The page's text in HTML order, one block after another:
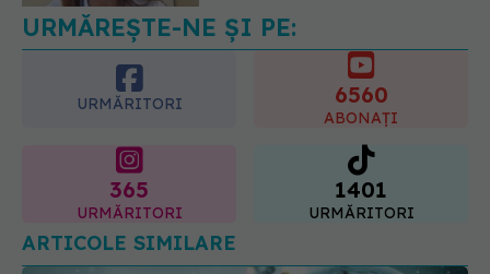
URMĂRITORI
ABONAȚI
URMĂRITORI
1401
URMĂRITORI
ARTICOLE SIMILARE